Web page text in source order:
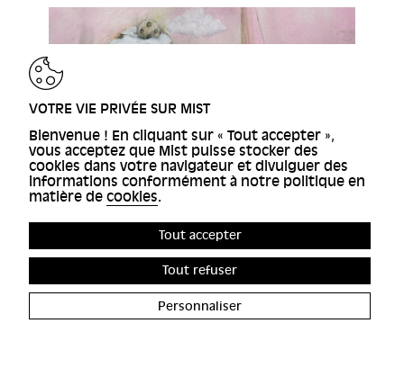
VOTRE VIE PRIVÉE SUR MIST
Bienvenue ! En cliquant sur « Tout accepter »,
vous acceptez que Mist puisse stocker des
cookies dans votre navigateur et divulguer des
informations conformément à notre politique en
matière decookies.
Tout accepter
Tout refuser
Personnaliser